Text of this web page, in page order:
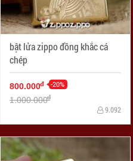
bật lửa zippo đồng khắc cá
chép
800.000đ -20%
1.000.000đ
9.092